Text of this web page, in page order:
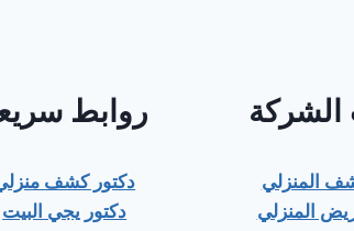
المنزلي
المنزلي
روابط
دكتور كشف
دكتور يجي البيت